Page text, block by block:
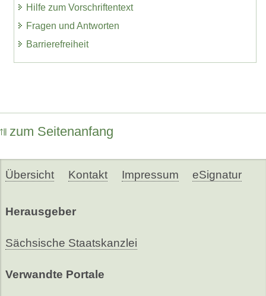
Hilfe zum Vorschriftentext
Fragen und Antworten
Barrierefreiheit
zum Seitenanfang
Übersicht Kontakt Impressum eSignatur
Herausgeber
Sächsische Staatskanzlei
Verwandte Portale